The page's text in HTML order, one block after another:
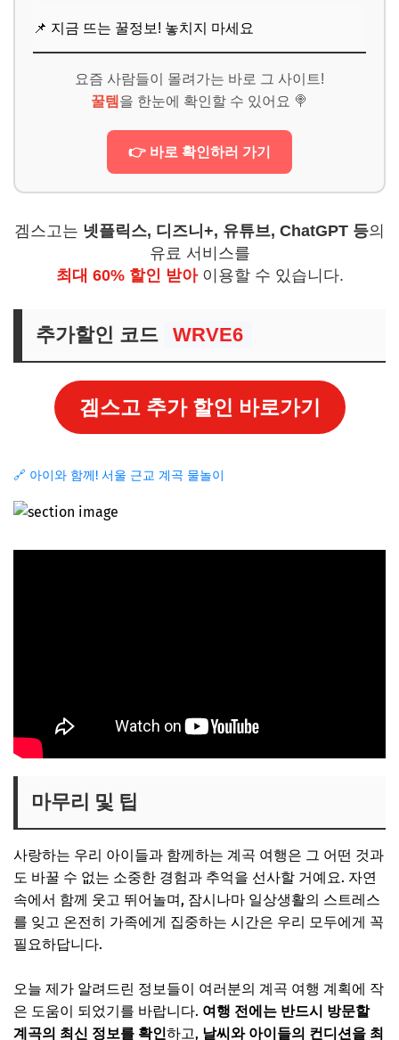
📌 지금 뜨는 꿀정보! 놓치지 마세요
요즘 사람들이 몰려가는 바로 그 사이트!
꿀템 을 한눈에 확인할 수 있어요 🍭
👉 바로 확인하러 가기
겜스고는 넷플릭스, 디즈니+, 유튜브, ChatGPT 등의
유료 서비스를
최대 60% 할인 받아이용할 수 있습니다.
추가할인 코드 WRVE6
겜스고 추가 할인 바로가기
🔗 아이와 함께! 서울 근교 계곡 물놀이
마무리 및 팁
사랑하는 우리 아이들과 함께하는 계곡 여행은 그 어떤 것과
도 바꿀 수 없는 소중한 경험과 추억을 선사할 거예요. 자연
속에서 함께 웃고 뛰어놀며, 잠시나마 일상생활의 스트레스
를 잊고 온전히 가족에게 집중하는 시간은 우리 모두에게 꼭
필요하답니다.
오늘 제가 알려드린 정보들이 여러분의 계곡 여행 계획에 작
은 도움이 되었기를 바랍니다. 여행 전에는 반드시 방문할
계곡의 최신 정보를 확인하고, 날씨와 아이들의 컨디션을 최